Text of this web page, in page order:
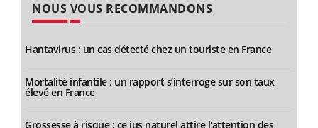
NOUS VOUS RECOMMANDONS
Hantavirus : un cas détecté chez un touriste en France
Mortalité infantile : un rapport s’interroge sur son taux
élevé en France
Grossesse à risque : ce jus naturel attire l'attention des